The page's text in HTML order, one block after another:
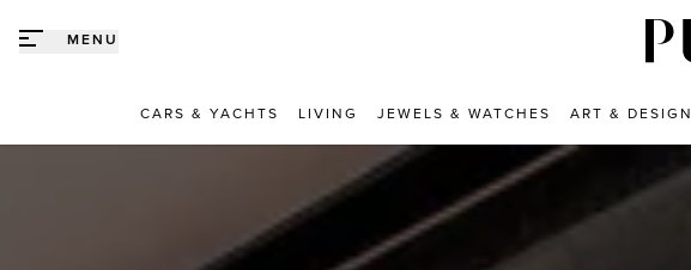
MENU
CARS & YACHTS LIVING JEWELS & WATCHES ART & DESIGN